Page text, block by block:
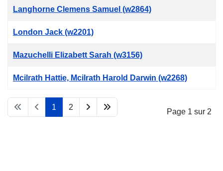
Langhorne Clemens Samuel (w2864)
London Jack (w2201)
Mazuchelli Elizabett Sarah (w3156)
Mcilrath Hattie, Mcilrath Harold Darwin (w2268)
Page 1 sur 2
1 2